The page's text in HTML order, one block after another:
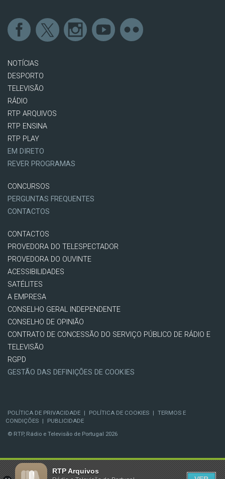
NOTÍCIAS
DESPORTO
TELEVISÃO
RÁDIO
RTP ARQUIVOS
RTP ENSINA
RTP PLAY
EM DIRETO
REVER PROGRAMAS
CONCURSOS
PERGUNTAS FREQUENTES
CONTACTOS
CONTACTOS
PROVEDORA DO TELESPECTADOR
PROVEDORA DO OUVINTE
ACESSIBILIDADES
SATÉLITES
A EMPRESA
CONSELHO GERAL INDEPENDENTE
CONSELHO DE OPINIÃO
CONTRATO DE CONCESSÃO DO SERVIÇO PÚBLICO DE RÁDIO E
TELEVISÃO
RGPD
GESTÃO DAS DEFINIÇÕES DE COOKIES
POLÍTICA DE PRIVACIDADE | POLÍTICA DE COOKIES | TERMOS E
CONDIÇÕES |
PUBLICIDADE
© RTP, Rádio e Televisão de Portugal 2026
RTP Arquivos